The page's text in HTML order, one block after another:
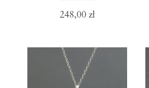
248,00 zł